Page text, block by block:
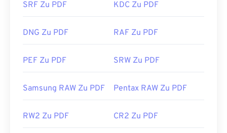
automatisch ein PDF öffnet. Wenn Sie etwas mehr
Beide sind kostenlos.
Nützliche Links:
https://acrobat.adobe.com/us/en/why-
SRF Zu PDF KDC Zu PDF
DNG Zu PDF RAF Zu PDF
PEF Zu PDF SRW Zu PDF
Samsung RAW Zu PDF Pentax RAW Zu PDF
RW2 Zu PDF CR2 Zu PDF